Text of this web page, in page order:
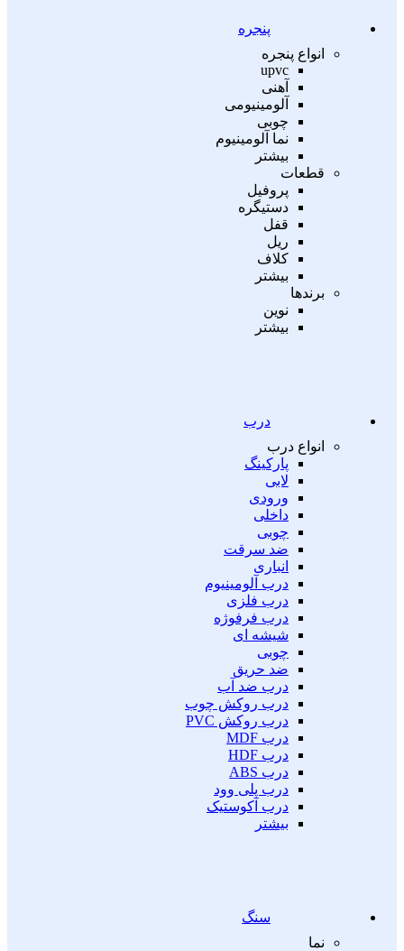
پنجره
انواع پنجره
upvc
آهنی
آلومینیومی
چوبی
نما آلومینیوم
بیشتر
قطعات
پروفیل
دستیگره
قفل
ریل
کلاف
بیشتر
برندها
نوین
بیشتر
درب
انواع درب
پارکینگ
لابی
ورودی
داخلی
چوبی
ضد سرقت
انباری
درب آلومینیوم
درب فلزی
درب فرفوژه
شیشه ای
چوبی
ضد حریق
درب ضد آب
درب روکش چوب
درب روکش PVC
درب MDF
درب HDF
درب ABS
درب پلی وود
درب آکوستیک
بیشتر
سنگ
نما